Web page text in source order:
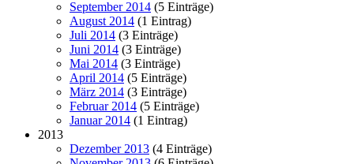
September 2014 (5 Einträge)
August 2014 (1 Eintrag)
Juli 2014 (3 Einträge)
Juni 2014 (3 Einträge)
Mai 2014 (3 Einträge)
April 2014 (5 Einträge)
März 2014 (3 Einträge)
Februar 2014 (5 Einträge)
Januar 2014 (1 Eintrag)
2013
Dezember 2013 (4 Einträge)